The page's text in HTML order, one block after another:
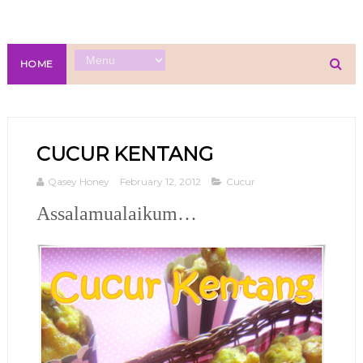
HOME
CUCUR KENTANG
Qasey Honey February 12, 2012 Cucur
Assalamualaikum…